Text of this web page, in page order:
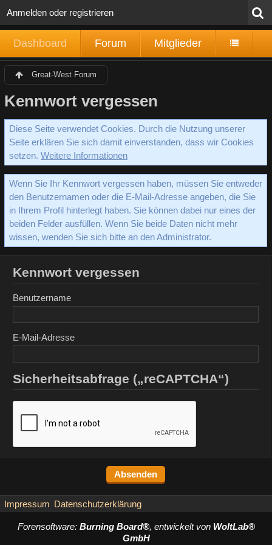
Anmelden oder registrieren
Dashboard Forum Mitglieder
Great-West Forum
Kennwort vergessen
Diese Seite verwendet Cookies. Durch die Nutzung unserer
Seite erklären Sie sich damit einverstanden, dass wir Cookies
setzen. Weitere Informationen
Wenn Sie Ihr Kennwort vergessen haben, müssen Sie entweder
den Benutzernamen oder die E-Mail-Adresse angeben, die Sie
in Ihrem Profil hinterlegt haben. Sie können dabei nur eines der
beiden Felder ausfüllen. Wenn Sie beide Daten nicht mehr
wissen, wenden Sie sich bitte an den Administrator.
Kennwort vergessen
Benutzername
E-Mail-Adresse
Sicherheitsabfrage („reCAPTCHA“)
Impressum Datenschutzerklärung
Forensoftware: Burning Board®, entwickelt von WoltLab®
GmbH